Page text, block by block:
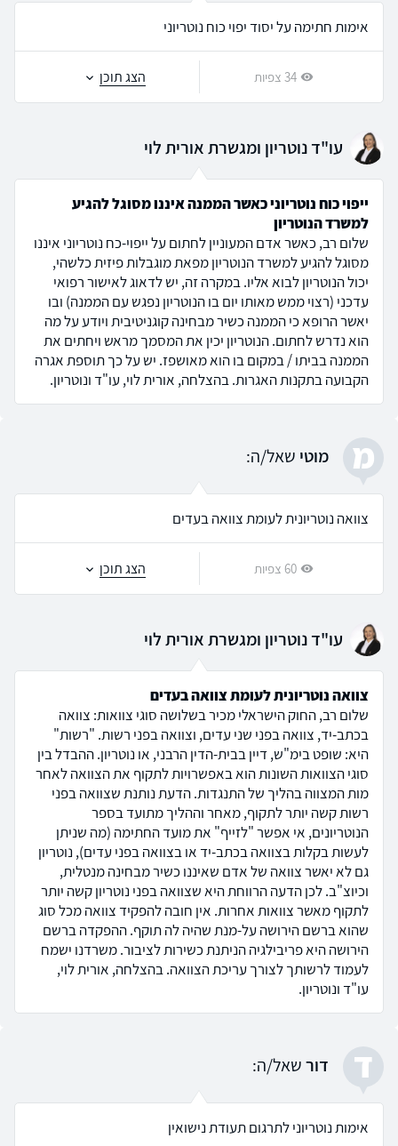
אימות חתימה על יסוד יפוי כוח נוטריוני
34 צפיות הצג תוכן
עו"ד נוטריון ומגשרת אורית לוי
ייפוי כוח נוטריוני כאשר הממנה איננו מסוגל להגיע
למשרד הנוטריון
שלום רב, כאשר אדם המעוניין לחתום על ייפוי-כח נוטריוני איננו
מסוגל להגיע למשרד הנוטריון מפאת מוגבלות פיזית כלשהי,
יכול הנוטריון לבוא אליו. במקרה זה, יש לדאוג לאישור רפואי
עדכני (רצוי ממש מאותו יום בו הנוטריון נפגש עם הממנה) ובו
יאשר הרופא כי הממנה כשיר מבחינה קוגניטיבית ויודע על מה
הוא נדרש לחתום. הנוטריון יכין את המסמך מראש ויחתים את
הממנה בביתו / במקום בו הוא מאושפז. יש על כך תוספת אגרה
הקבועה בתקנות האגרות. בהצלחה, אורית לוי, עו"ד ונוטריון.
מ מוטי שאל/ה:
צוואה נוטריונית לעומת צוואה בעדים
60 צפיות הצג תוכן
עו"ד נוטריון ומגשרת אורית לוי
צוואה נוטריונית לעומת צוואה בעדים
שלום רב, החוק הישראלי מכיר בשלושה סוגי צוואות: צוואה
בכתב-יד, צוואה בפני שני עדים, וצוואה בפני רשות. "רשות"
היא: שופט בימ"ש, דיין בבית-הדין הרבני, או נוטריון. ההבדל בין
סוגי הצוואות השונות הוא באפשרויות לתקוף את הצוואה לאחר
מות המצווה בהליך של התנגדות. הדעת נותנת שצוואה בפני
רשות קשה יותר לתקוף, מאחר וההליך מתועד בספר
הנוטריונים, אי אפשר "לזייף" את מועד החתימה (מה שניתן
לעשות בקלות בצוואה בכתב-יד או בצוואה בפני עדים), נוטריון
גם לא יאשר צוואה של אדם שאיננו כשיר מבחינה מנטלית,
וכיוצ"ב. לכן הדעה הרווחת היא שצוואה בפני נוטריון קשה יותר
לתקוף מאשר צוואות אחרות. אין חובה להפקיד צוואה מכל סוג
שהוא ברשם הירושה על-מנת שהיה לה תוקף. ההפקדה ברשם
הירושה היא פריבילגיה הניתנת כשירות לציבור. משרדנו ישמח
לעמוד לרשותך לצורך עריכת הצוואה. בהצלחה, אורית לוי,
עו"ד ונוטריון.
ד דורשאל/ה:
אימות נוטריוני לתרגום תעודת נישואין